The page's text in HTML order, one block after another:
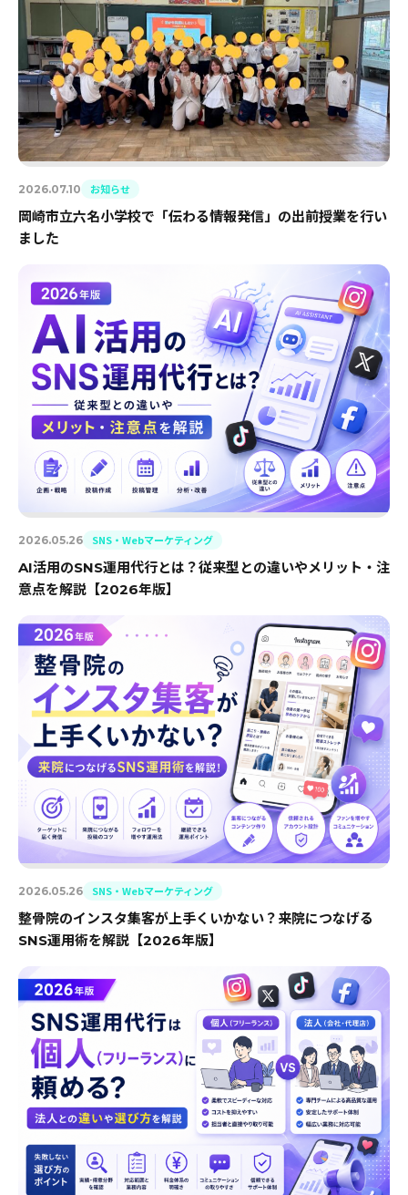
2026.07.10 お知らせ
岡崎市立六名小学校で「伝わる情報発信」の出前授業を行い
ました
2026.05.26 SNS・Webマーケティング
AI活用のSNS運用代行とは？従来型との違いやメリット・注
意点を解説【2026年版】
2026.05.26 SNS・Webマーケティング
整骨院のインスタ集客が上手くいかない？来院につなげる
SNS運用術を解説【2026年版】